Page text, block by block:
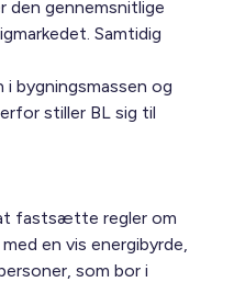
den gennemsnitlige
Samtidig
bygningsmassen og
stiller BL sig til
fastsætte regler om
en vis energibyrde,
som bor i